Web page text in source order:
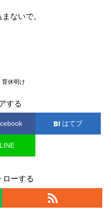
ないで。
育休明け
する
はてブ
LINE
ローする